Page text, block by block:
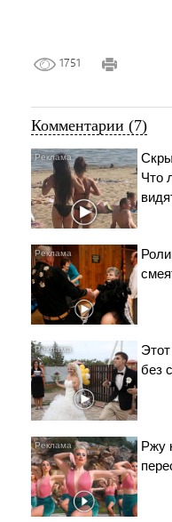
1751
Комментарии (7)
Что
без
Ржу